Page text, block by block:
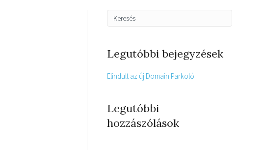
Legutóbbi bejegyzések
Elindult az új Domain Parkoló
Legutóbbi
hozzászólások